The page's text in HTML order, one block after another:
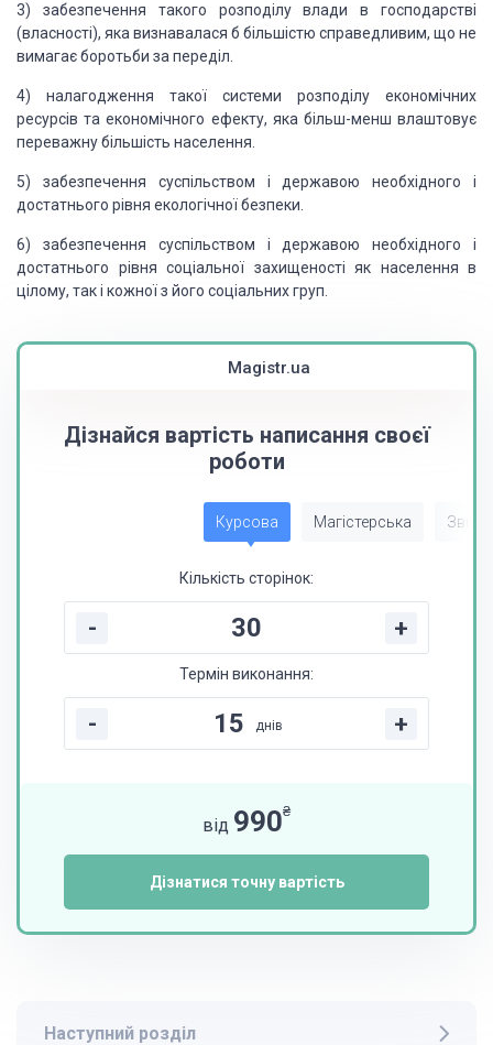
3) забезпечення такого розподілу влади в господарстві
(власності), яка визнавалася б більшістю справедливим, що не
вимагає боротьби за переділ.
4) налагодження такої системи розподілу економічних
ресурсів та економічного ефекту, яка більш-менш влаштовує
переважну більшість населення.
5) забезпечення суспільством і державою необхідного і
достатнього рівня екологічної безпеки.
6) забезпечення суспільством і державою необхідного і
достатнього рівня соціальної захищеності як населення в
цілому, так і кожної з його соціальних груп.
Magistr.ua
Дізнайся вартість написання своєї
роботи
Курсова Магістерська Звіт
Кількість сторінок:
- +
Термін виконання:
- днів +
від 990₴
Дізнатися точну вартість
Наступний розділ